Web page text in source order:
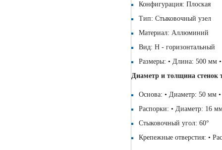
Конфигурация: Плоская
Тип: Стыковочный узел
Материал: Аллюминий
Вид: H - горизонтальный
Размеры: • Длина: 500 мм
Диаметр и толщина стенок
Основа: • Диаметр: 50 мм
Распорки: • Диаметр: 16
Стыковочный угол: 60°
Крепежные отверстия: •